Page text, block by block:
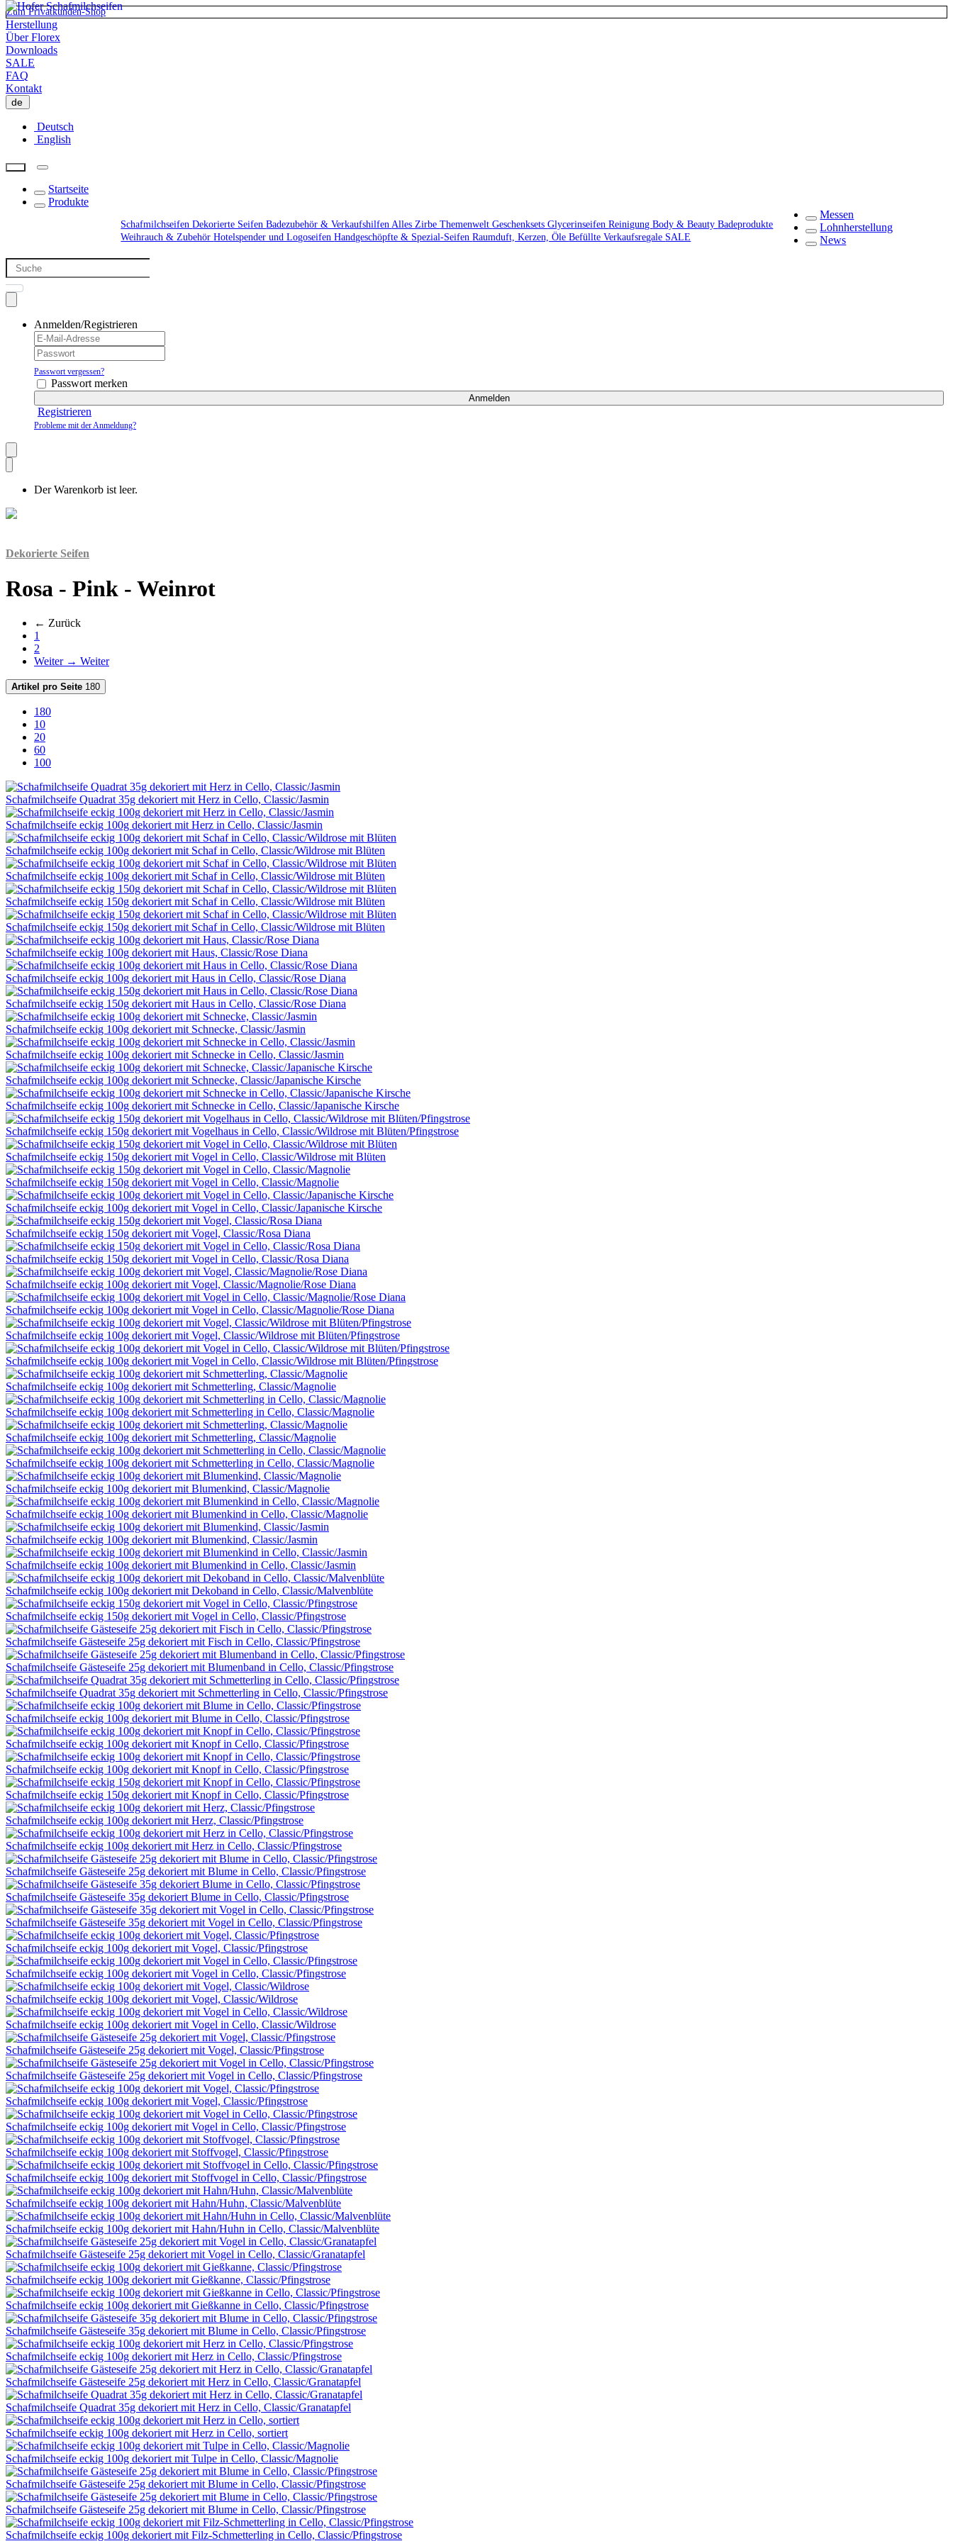
Zum Privatkunden-Shop
Herstellung
Über Florex
Downloads
SALE
FAQ
Kontakt
de
Deutsch
English
Startseite
Produkte
SchafmilchseifenDekorierte SeifenBadezubehör & Verkaufshilfen Alles ZirbeThemenweltGeschenksetsGlycerinseifenReinigungBody & BeautyBadeprodukte
Weihrauch & ZubehörHotelspender und LogoseifenHandgeschöpfte & Spezial-SeifenRaumduft, Kerzen, ÖleBefüllte Verkaufsregale SALE
Messen
Lohnherstellung
News
Anmelden/Registrieren
Passwort vergessen?
Passwort merken
Anmelden
Registrieren
Probleme mit der Anmeldung?
Der Warenkorb ist leer.
Dekorierte Seifen
Rosa - Pink - Weinrot
← Zurück
1
2
Weiter → Weiter
Artikel pro Seite 180
180
10
20
60
100
Schafmilchseife Quadrat 35g dekoriert mit Herz in Cello, Classic/Jasmin
Schafmilchseife eckig 100g dekoriert mit Herz in Cello, Classic/Jasmin
Schafmilchseife eckig 100g dekoriert mit Schaf in Cello, Classic/Wildrose mit Blüten
Schafmilchseife eckig 100g dekoriert mit Schaf in Cello, Classic/Wildrose mit Blüten
Schafmilchseife eckig 150g dekoriert mit Schaf in Cello, Classic/Wildrose mit Blüten
Schafmilchseife eckig 150g dekoriert mit Schaf in Cello, Classic/Wildrose mit Blüten
Schafmilchseife eckig 100g dekoriert mit Haus, Classic/Rose Diana
Schafmilchseife eckig 100g dekoriert mit Haus in Cello, Classic/Rose Diana
Schafmilchseife eckig 150g dekoriert mit Haus in Cello, Classic/Rose Diana
Schafmilchseife eckig 100g dekoriert mit Schnecke, Classic/Jasmin
Schafmilchseife eckig 100g dekoriert mit Schnecke in Cello, Classic/Jasmin
Schafmilchseife eckig 100g dekoriert mit Schnecke, Classic/Japanische Kirsche
Schafmilchseife eckig 100g dekoriert mit Schnecke in Cello, Classic/Japanische Kirsche
Schafmilchseife eckig 150g dekoriert mit Vogelhaus in Cello, Classic/Wildrose mit Blüten/Pfingstrose
Schafmilchseife eckig 150g dekoriert mit Vogel in Cello, Classic/Wildrose mit Blüten
Schafmilchseife eckig 150g dekoriert mit Vogel in Cello, Classic/Magnolie
Schafmilchseife eckig 100g dekoriert mit Vogel in Cello, Classic/Japanische Kirsche
Schafmilchseife eckig 150g dekoriert mit Vogel, Classic/Rosa Diana
Schafmilchseife eckig 150g dekoriert mit Vogel in Cello, Classic/Rosa Diana
Schafmilchseife eckig 100g dekoriert mit Vogel, Classic/Magnolie/Rose Diana
Schafmilchseife eckig 100g dekoriert mit Vogel in Cello, Classic/Magnolie/Rose Diana
Schafmilchseife eckig 100g dekoriert mit Vogel, Classic/Wildrose mit Blüten/Pfingstrose
Schafmilchseife eckig 100g dekoriert mit Vogel in Cello, Classic/Wildrose mit Blüten/Pfingstrose
Schafmilchseife eckig 100g dekoriert mit Schmetterling, Classic/Magnolie
Schafmilchseife eckig 100g dekoriert mit Schmetterling in Cello, Classic/Magnolie
Schafmilchseife eckig 100g dekoriert mit Schmetterling, Classic/Magnolie
Schafmilchseife eckig 100g dekoriert mit Schmetterling in Cello, Classic/Magnolie
Schafmilchseife eckig 100g dekoriert mit Blumenkind, Classic/Magnolie
Schafmilchseife eckig 100g dekoriert mit Blumenkind in Cello, Classic/Magnolie
Schafmilchseife eckig 100g dekoriert mit Blumenkind, Classic/Jasmin
Schafmilchseife eckig 100g dekoriert mit Blumenkind in Cello, Classic/Jasmin
Schafmilchseife eckig 100g dekoriert mit Dekoband in Cello, Classic/Malvenblüte
Schafmilchseife eckig 150g dekoriert mit Vogel in Cello, Classic/Pfingstrose
Schafmilchseife Gästeseife 25g dekoriert mit Fisch in Cello, Classic/Pfingstrose
Schafmilchseife Gästeseife 25g dekoriert mit Blumenband in Cello, Classic/Pfingstrose
Schafmilchseife Quadrat 35g dekoriert mit Schmetterling in Cello, Classic/Pfingstrose
Schafmilchseife eckig 100g dekoriert mit Blume in Cello, Classic/Pfingstrose
Schafmilchseife eckig 100g dekoriert mit Knopf in Cello, Classic/Pfingstrose
Schafmilchseife eckig 100g dekoriert mit Knopf in Cello, Classic/Pfingstrose
Schafmilchseife eckig 150g dekoriert mit Knopf in Cello, Classic/Pfingstrose
Schafmilchseife eckig 100g dekoriert mit Herz, Classic/Pfingstrose
Schafmilchseife eckig 100g dekoriert mit Herz in Cello, Classic/Pfingstrose
Schafmilchseife Gästeseife 25g dekoriert mit Blume in Cello, Classic/Pfingstrose
Schafmilchseife Gästeseife 35g dekoriert Blume in Cello, Classic/Pfingstrose
Schafmilchseife Gästeseife 35g dekoriert mit Vogel in Cello, Classic/Pfingstrose
Schafmilchseife eckig 100g dekoriert mit Vogel, Classic/Pfingstrose
Schafmilchseife eckig 100g dekoriert mit Vogel in Cello, Classic/Pfingstrose
Schafmilchseife eckig 100g dekoriert mit Vogel, Classic/Wildrose
Schafmilchseife eckig 100g dekoriert mit Vogel in Cello, Classic/Wildrose
Schafmilchseife Gästeseife 25g dekoriert mit Vogel, Classic/Pfingstrose
Schafmilchseife Gästeseife 25g dekoriert mit Vogel in Cello, Classic/Pfingstrose
Schafmilchseife eckig 100g dekoriert mit Vogel, Classic/Pfingstrose
Schafmilchseife eckig 100g dekoriert mit Vogel in Cello, Classic/Pfingstrose
Schafmilchseife eckig 100g dekoriert mit Stoffvogel, Classic/Pfingstrose
Schafmilchseife eckig 100g dekoriert mit Stoffvogel in Cello, Classic/Pfingstrose
Schafmilchseife eckig 100g dekoriert mit Hahn/Huhn, Classic/Malvenblüte
Schafmilchseife eckig 100g dekoriert mit Hahn/Huhn in Cello, Classic/Malvenblüte
Schafmilchseife Gästeseife 25g dekoriert mit Vogel in Cello, Classic/Granatapfel
Schafmilchseife eckig 100g dekoriert mit Gießkanne, Classic/Pfingstrose
Schafmilchseife eckig 100g dekoriert mit Gießkanne in Cello, Classic/Pfingstrose
Schafmilchseife Gästeseife 35g dekoriert mit Blume in Cello, Classic/Pfingstrose
Schafmilchseife eckig 100g dekoriert mit Herz in Cello, Classic/Pfingstrose
Schafmilchseife Gästeseife 25g dekoriert mit Herz in Cello, Classic/Granatapfel
Schafmilchseife Quadrat 35g dekoriert mit Herz in Cello, Classic/Granatapfel
Schafmilchseife eckig 100g dekoriert mit Herz in Cello, sortiert
Schafmilchseife eckig 100g dekoriert mit Tulpe in Cello, Classic/Magnolie
Schafmilchseife Gästeseife 25g dekoriert mit Blume in Cello, Classic/Pfingstrose
Schafmilchseife Gästeseife 25g dekoriert mit Blume in Cello, Classic/Pfingstrose
Schafmilchseife eckig 100g dekoriert mit Filz-Schmetterling in Cello, Classic/Pfingstrose